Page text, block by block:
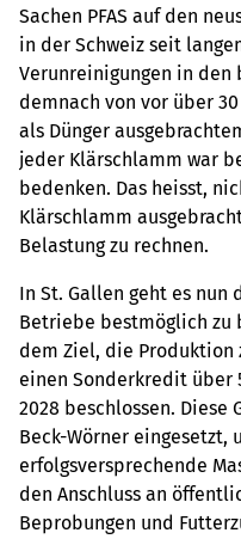
Sachen PFAS auf den
in der Schweiz seit
Verunreinigungen in
demnach von vor über
als Dünger
jeder Klärschlamm war
bedenken. Das heisst,
Klärschlamm
Belastung zu rechnen.
In St. Gallen geht es
Betriebe bestmöglich zu
dem Ziel, die Produktion
einen Sonderkredit über
2028 beschlossen.
Beck-Wörner eingesetzt,
erfolgsversprechende
den Anschluss an
Beprobungen und